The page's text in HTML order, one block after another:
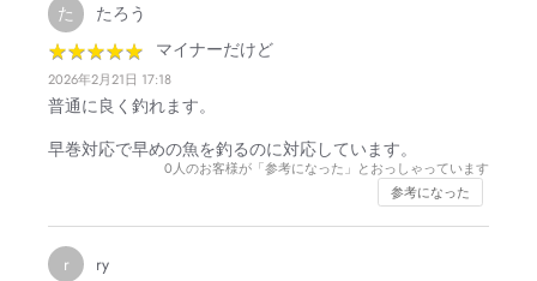
た たろう
★★★★★
★★★★★ マイナーだけど
2026年2月21日 17:18
普通に良く釣れます。
早巻対応で早めの魚を釣るのに対応しています。
0人のお客様が「参考になった」とおっしゃっています
参考になった
r ry